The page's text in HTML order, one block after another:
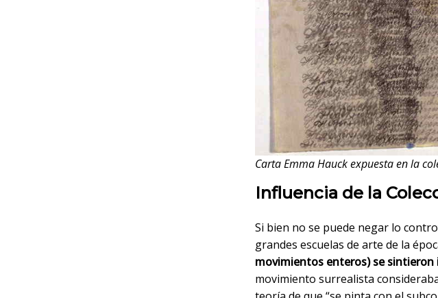
Carta Emma Hauck expuesta en la
Influencia de la
Si bien no se puede negar lo
grandes escuelas de arte de la
movimientos enteros) se sintieron
movimiento surrealista